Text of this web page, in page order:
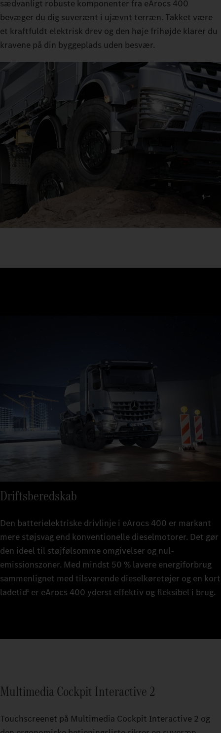
sædvanligt robuste komponenter fra eArocs 400
bevæger du dig suverænt i ujævnt terræn. Takket være
et kraftfuldt elektrisk drev og den høje frihøjde klarer du
kravene på din byggeplads uden besvær.
Driftsberedskab
Den batterielektriske drivlinje i eArocs 400 er markant
mere støjsvag end konventionelle dieselmotorer. Det gør
den ideel til støjfølsomme omgivelser og nul-
emissionszoner. Med mindst 50 % lavere energiforbrug
sammenlignet med tilsvarende dieselkøretøjer og en kort
ladetid1 er eArocs 400 yderst effektiv og fleksibel i brug.
Multimedia Cockpit Interactive 2
Touchscreenet på Multimedia Cockpit Interactive 2 og